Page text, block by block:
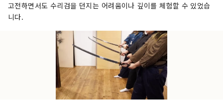
고전하면서도 수리검을 던지는 어려움이나 깊이를 체험할 수 있었습
니다.